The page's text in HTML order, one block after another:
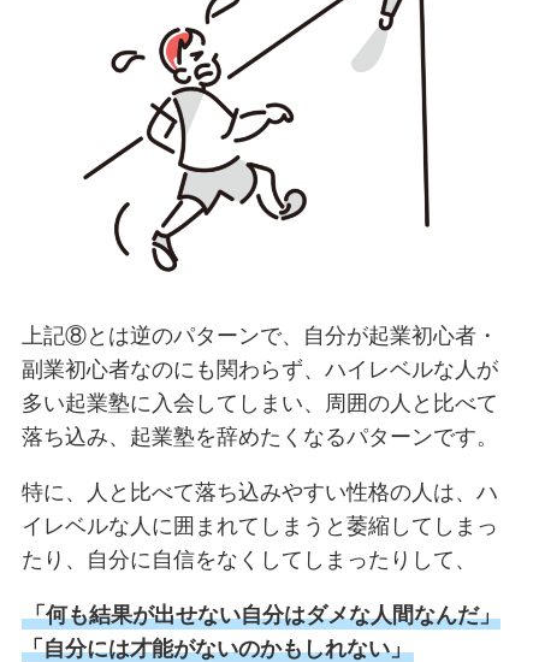
上記⑧とは逆のパターンで、自分が起業初心者・
副業初心者なのにも関わらず、ハイレベルな人が
多い起業塾に入会してしまい、周囲の人と比べて
落ち込み、起業塾を辞めたくなるパターンです。
特に、人と比べて落ち込みやすい性格の人は、ハ
イレベルな人に囲まれてしまうと萎縮してしまっ
たり、自分に自信をなくしてしまったりして、
「何も結果が出せない自分はダメな人間なんだ」
「自分には才能がないのかもしれない」